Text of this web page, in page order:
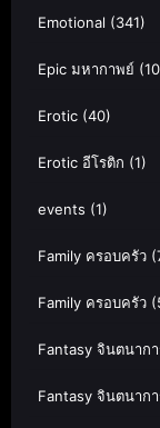
Emotional (341)
Epic มหากาพย์
Erotic (40)
Erotic อีโรติก (1)
events (1)
Family ครอบครัว
Family ครอบครัว
Fantasy จินตนาก
Fantasy จินตนาก